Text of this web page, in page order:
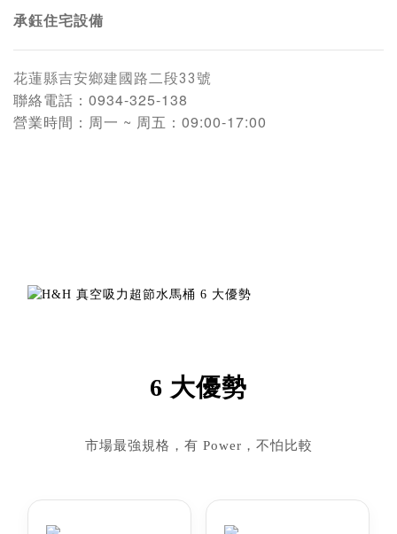
承鈺住宅設備
花蓮縣吉安鄉建國路二段33號
聯絡電話： 0934-325-138
營業時間： 周一 ~ 周五：09:00-17:00
6 大優勢
市場最強規格，有 Power，不怕比較